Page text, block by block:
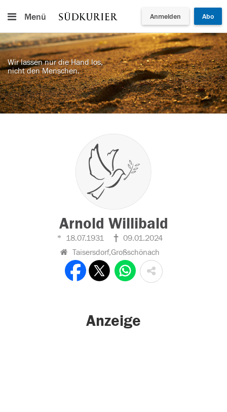
Menü Anmelden Abo
Wir lassen nur die Hand los,
nicht den Menschen.
Arnold Willibald
18.07.1931
09.01.2024
Taisersdorf,Großschönach
Anzeige